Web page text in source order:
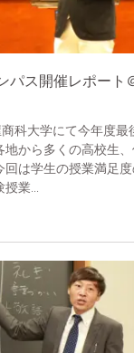
パス開催レポート
科大学にて今年度最
から多くの高校生
回は学生の授業満足
業...